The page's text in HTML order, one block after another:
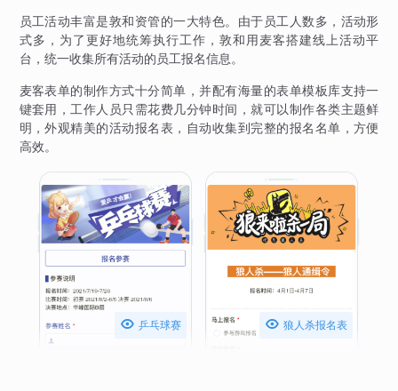
员工活动丰富是敦和资管的一大特色。由于员工人数多，活动形
式多，为了更好地统筹执行工作，敦和用麦客搭建线上活动平
台，统一收集所有活动的员工报名信息。
麦客表单的制作方式十分简单，并配有海量的表单模板库支持一
键套用，工作人员只需花费几分钟时间，就可以制作各类主题鲜
明，外观精美的活动报名表，自动收集到完整的报名名单，方便
高效。
 乒乓球赛  狼人杀报名表